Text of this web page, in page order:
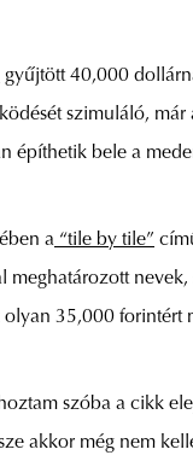
gyűjtött 40,000
szimuláló,
építhetik bele a
a “tile by tile”
meghatározott
35,000 forintért
szóba a cikk
akkor még nem